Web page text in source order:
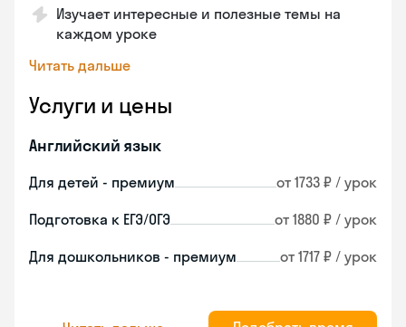
Изучает интересные и полезные темы на
каждом уроке
Читать дальше
Услуги и цены
Английский язык
Для детей - премиум от 1733 ₽ / урок
Подготовка к ЕГЭ/ОГЭ от 1880 ₽ / урок
Для дошкольников - премиум от 1717 ₽ / урок